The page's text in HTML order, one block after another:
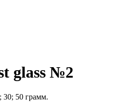
glass №2
30; 50 грамм.